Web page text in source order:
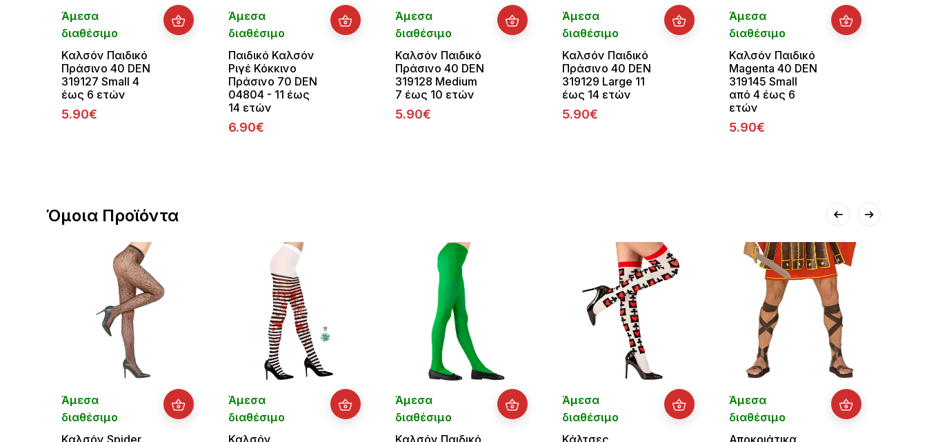
Άμεσα
διαθέσιμο
Καλσόν Παιδικό
Πράσινο 40 DEN
319127 Small 4
έως 6 ετών
5.90€
Άμεσα
διαθέσιμο
Παιδικό Καλσόν
Ριγέ Κόκκινο
Πράσινο 70 DEN
04804 - 11 έως
14 ετών
6.90€
Άμεσα
διαθέσιμο
Καλσόν Παιδικό
Πράσινο 40 DEN
319128 Medium
7 έως 10 ετών
5.90€
Άμεσα
διαθέσιμο
Καλσόν Παιδικό
Πράσινο 40 DEN
319129 Large 11
έως 14 ετών
5.90€
Άμεσα
διαθέσιμο
Καλσόν Παιδικό
Magenta 40 DEN
319145 Small
από 4 έως 6
ετών
5.90€
Όμοια Προϊόντα
Άμεσα
διαθέσιμο
Άμεσα
διαθέσιμο
Άμεσα
διαθέσιμο
Άμεσα
διαθέσιμο
Άμεσα
διαθέσιμο